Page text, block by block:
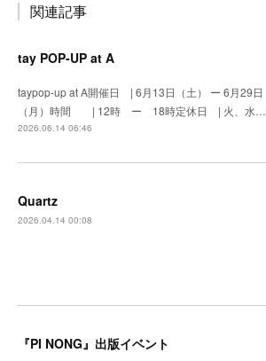
関連記事
tay POP-UP at A
taypop-up at A開催日 | 6月13日（土） ー 6月29日
（月）時間 | 12時 ー 18時定休日 | 火、水…
2026.06.14 06:46
Quartz
2026.04.14 00:08
『PI NONG』出版イベント